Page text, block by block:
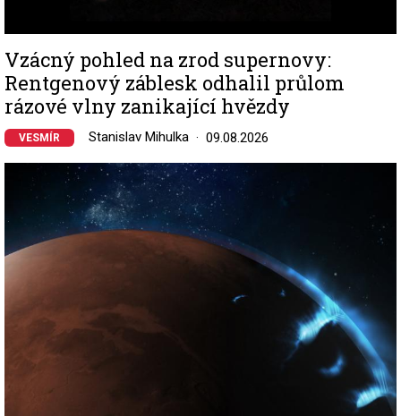
Vzácný pohled na zrod supernovy:
Rentgenový záblesk odhalil průlom
rázové vlny zanikající hvězdy
VESMÍR Stanislav Mihulka 09.08.2026
Image